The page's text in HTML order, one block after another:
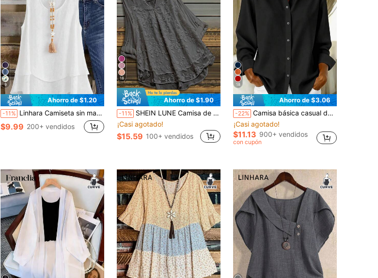
9
Ahorro de $1.20
-11% Linhara Camiseta sin mangas versátil y de moda para uso diario y de oficina, para mujer de talla grande
$9.99 200+ vendidos
18
Ahorro de $1.90
-11% SHEIN LUNE Camisa de uso diario versátil y casual con cuello en V y aplicaciones para mujer de talla grande
¡Casi agotado!
$15.59 100+ vendidos
18
Ahorro de $3.06
-22% Camisa básica casual de manga larga ligera con botones para mujer talla grande color negro
¡Casi agotado!
$11.13 900+ vendidos
con cupón